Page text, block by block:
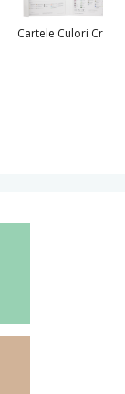
Cartele Culori